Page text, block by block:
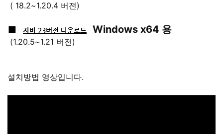
( 18.2~1.20.4 버전)
■ 자바 23버전 다운로드 Windows x64 용
(1.20.5~1.21 버전)
설치방법 영상입니다.